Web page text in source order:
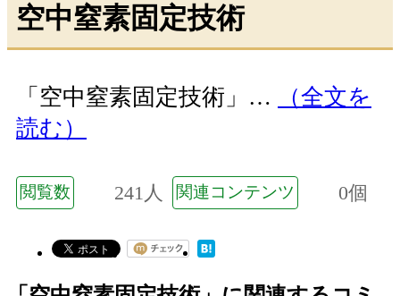
空中窒素固定技術
「空中窒素固定技術」…
（全文を
読む）
閲覧数 241人 関連コンテンツ 0個